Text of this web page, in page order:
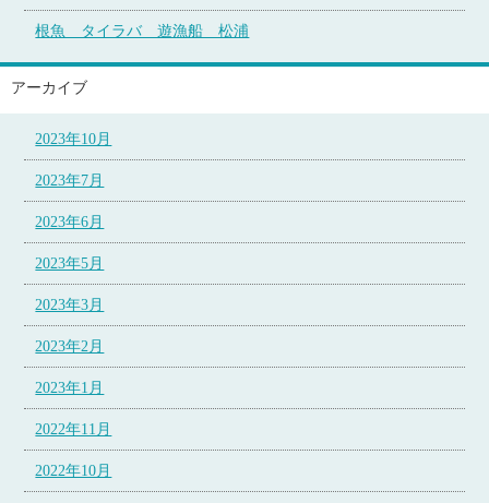
根魚 タイラバ 遊漁船 松浦
アーカイブ
2023年10月
2023年7月
2023年6月
2023年5月
2023年3月
2023年2月
2023年1月
2022年11月
2022年10月